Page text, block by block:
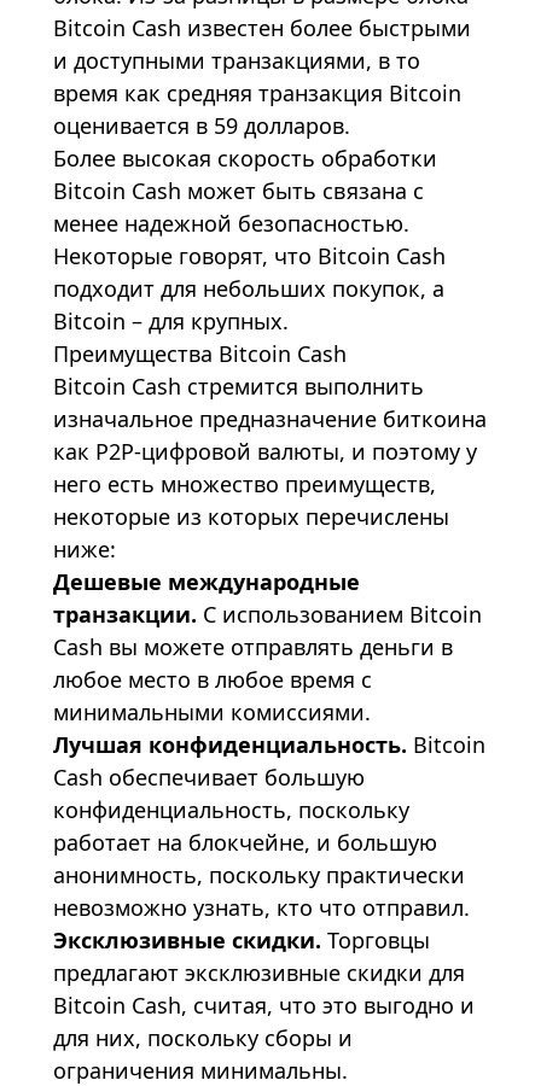
Bitcoin Cash известен более быстрыми
и доступными транзакциями, в то
время как средняя транзакция Bitcoin
оценивается в 59 долларов.
Более высокая скорость обработки
Bitcoin Cash может быть связана с
менее надежной безопасностью.
Некоторые говорят, что Bitcoin Cash
подходит для небольших покупок, а
Bitcoin – для крупных.
Преимущества Bitcoin Cash
Bitcoin Cash стремится выполнить
изначальное предназначение биткоина
как P2P-цифровой валюты, и поэтому у
него есть множество преимуществ,
некоторые из которых перечислены
ниже:
Дешевые международные
транзакции. С использованием Bitcoin
Cash вы можете отправлять деньги в
любое место в любое время с
минимальными комиссиями.
Лучшая конфиденциальность. Bitcoin
Cash обеспечивает большую
конфиденциальность, поскольку
работает на блокчейне, и большую
анонимность, поскольку практически
невозможно узнать, кто что отправил.
Эксклюзивные скидки. Торговцы
предлагают эксклюзивные скидки для
Bitcoin Cash, считая, что это выгодно и
для них, поскольку сборы и
ограничения минимальны.